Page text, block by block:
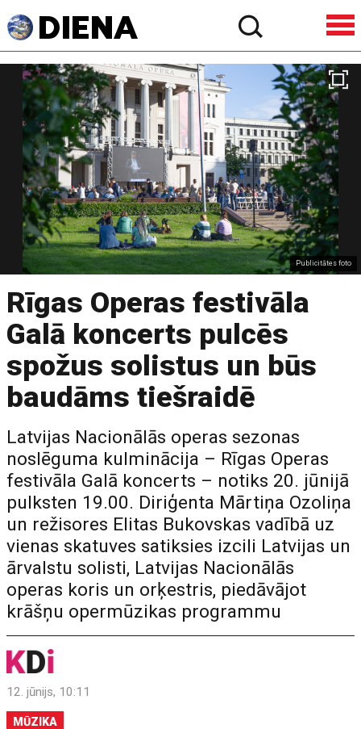
Publicitātes foto
Rīgas Operas festivāla
Galā koncerts pulcēs
spožus solistus un būs
baudāms tiešraidē
Latvijas Nacionālās operas sezonas
noslēguma kulminācija – Rīgas Operas
festivāla Galā koncerts – notiks 20. jūnijā
pulksten 19.00. Diriģenta Mārtiņa Ozoliņa
un režisores Elitas Bukovskas vadībā uz
vienas skatuves satiksies izcili Latvijas un
ārvalstu solisti, Latvijas Nacionālās
operas koris un orķestris, piedāvājot
krāšņu opermūzikas programmu
12. jūnijs, 10:11
MŪZIKA